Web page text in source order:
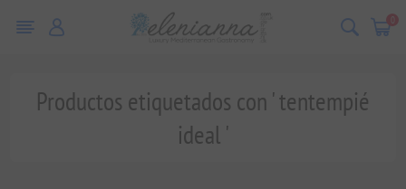
0
Productos etiquetados con ' tentempié
ideal '